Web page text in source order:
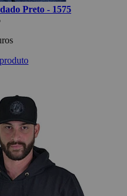
Preto - 1575